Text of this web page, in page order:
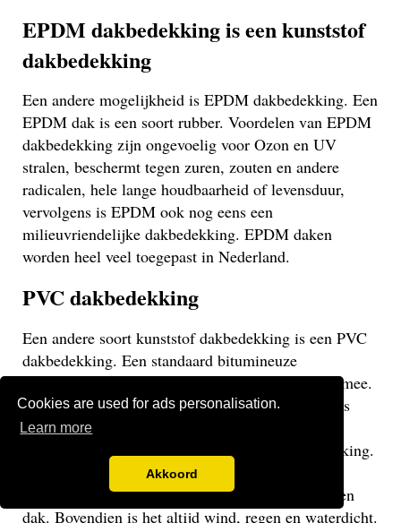
Cookies are used for ads personalisation.
Learn more
Akkoord
EPDM dakbedekking is een kunststof
dakbedekking
Een andere mogelijkheid is EPDM dakbedekking. Een
EPDM dak is een soort rubber. Voordelen van EPDM
dakbedekking zijn ongevoelig voor Ozon en UV
stralen, beschermt tegen zuren, zouten en andere
radicalen, hele lange houdbaarheid of levensduur,
vervolgens is EPDM ook nog eens een
milieuvriendelijke dakbedekking. EPDM daken
worden heel veel toegepast in Nederland.
PVC dakbedekking
Een andere soort kunststof dakbedekking is een PVC
dakbedekking. Een standaard bitumineuze
dakbedekking gaat veelal niet langer dan 15 jaar mee.
Een EPDM of PVC dak gaat veel langer mee en is
daarom een stuk duurzamer. Een PVC dak heeft
dezelfde eigenschappen als een EPDM dakbedekking.
Het gaat weliswaar iets minder lang mee dan een
EPDM dak, maar uiteraard langer dan een bitumen
dak. Bovendien is het altijd wind, regen en waterdicht.